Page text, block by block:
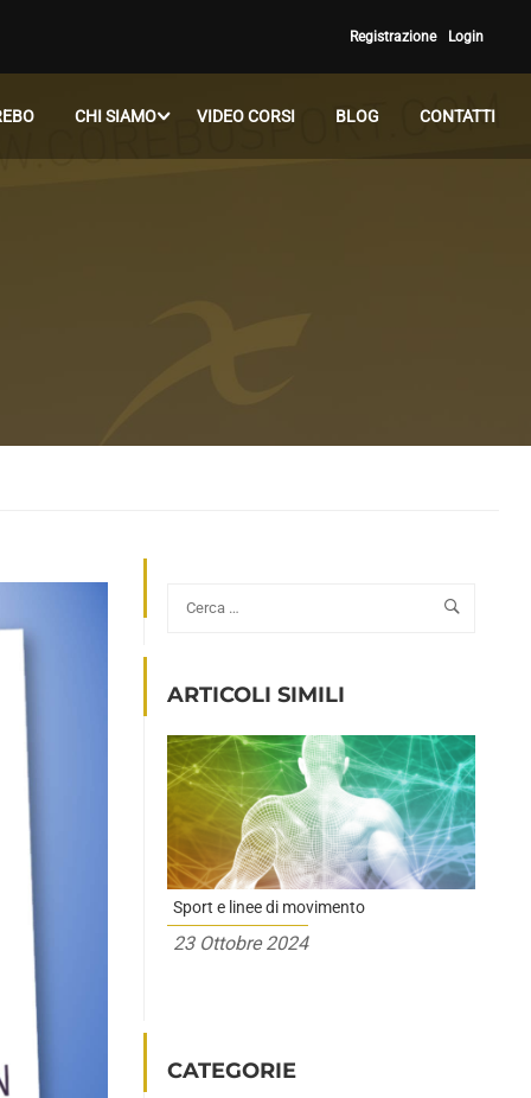
Registrazione Login
CHI SIAMO VIDEO CORSI BLOG CONTATTI
ARTICOLI SIMILI
Sport e linee di movimento
23 Ottobre 2024
CATEGORIE